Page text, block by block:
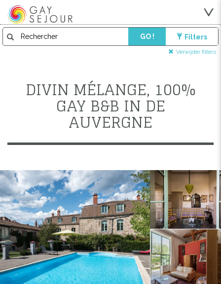
GO ! Filters
Verwijder filters
DIVIN MÉLANGE, 100%
GAY B&B IN DE
AUVERGNE